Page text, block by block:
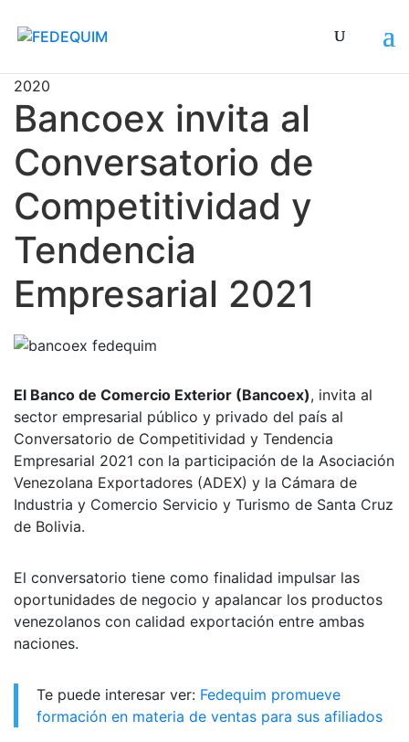
2020
Bancoex invita al
Conversatorio de
Competitividad y
Tendencia
Empresarial 2021
El Banco de Comercio Exterior (Bancoex), invita al
sector empresarial público y privado del país al
Conversatorio de Competitividad y Tendencia
Empresarial 2021 con la participación de la Asociación
Venezolana Exportadores (ADEX) y la Cámara de
Industria y Comercio Servicio y Turismo de Santa Cruz
de Bolivia.
El conversatorio tiene como finalidad impulsar las
oportunidades de negocio y apalancar los productos
venezolanos con calidad exportación entre ambas
naciones.
Te puede interesar ver: Fedequim promueve
formación en materia de ventas para sus afiliados